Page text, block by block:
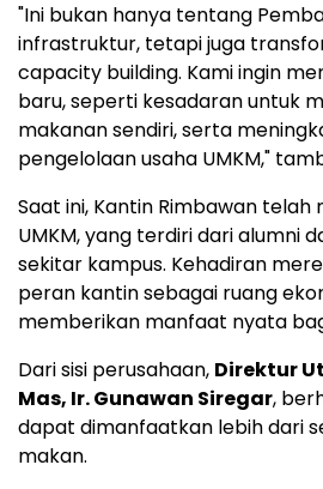
"Ini bukan hanya tentang
infrastruktur, tetapi juga
capacity building. Kami ingin
baru, seperti kesadaran untuk
makanan sendiri, serta
pengelolaan usaha UMKM,"
Saat ini, Kantin Rimbawan telah
UMKM, yang terdiri dari alumni
sekitar kampus. Kehadiran
peran kantin sebagai ruang
memberikan manfaat nyata
Dari sisi perusahaan, Direktur
Mas, Ir. Gunawan Siregar,
dapat dimanfaatkan lebih dari
makan.